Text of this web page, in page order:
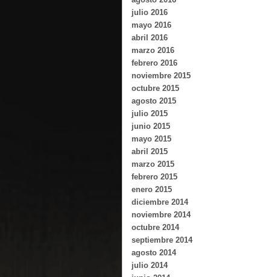
julio 2016
mayo 2016
abril 2016
marzo 2016
febrero 2016
noviembre 2015
octubre 2015
agosto 2015
julio 2015
junio 2015
mayo 2015
abril 2015
marzo 2015
febrero 2015
enero 2015
diciembre 2014
noviembre 2014
octubre 2014
septiembre 2014
agosto 2014
julio 2014